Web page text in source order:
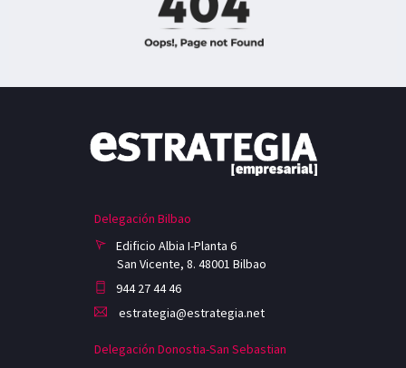
Delegación Bilbao
Edificio Albia I-Planta 6
San Vicente, 8. 48001 Bilbao
944 27 44 46
estrategia@estrategia.net
Delegación Donostia-San Sebastian